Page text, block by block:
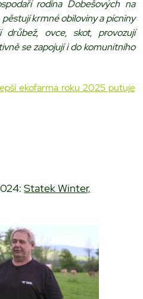
rodina Dobešových na
krmné obiloviny a pícniny
ovce, skot, provozují
se zapojují i do komunitního
ekofarma roku 2025 putuje
Statek Winter,